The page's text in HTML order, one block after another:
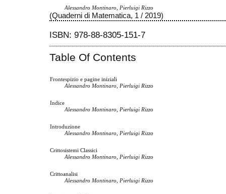
Alessandro Montinaro, Pierluigi Rizzo
(Quaderni di Matematica, 1 / 2019)
ISBN: 978-88-8305-151-7
Table Of Contents
Frontespizio e pagine iniziali
Alessandro Montinaro, Pierluigi Rizzo
Indice
Alessandro Montinaro, Pierluigi Rizzo
Introduzione
Alessandro Montinaro, Pierluigi Rizzo
Crittosistemi Classici
Alessandro Montinaro, Pierluigi Rizzo
Crittoanalisi
Alessandro Montinaro, Pierluigi Rizzo